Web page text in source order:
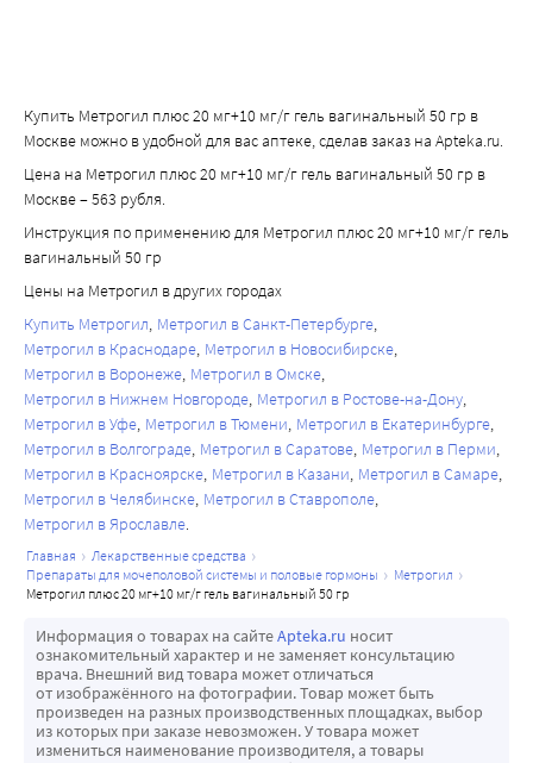
Купить Метрогил плюс 20 мг+10 мг/г гель вагинальный 50 гр в
Москве можно в удобной для вас аптеке, сделав заказ на Apteka.ru.
Цена на Метрогил плюс 20 мг+10 мг/г гель вагинальный 50 гр в
Москве – 563 рубля.
Инструкция по применению для Метрогил плюс 20 мг+10 мг/г гель
вагинальный 50 гр
Цены на Метрогил в других городах
Купить Метрогил Метрогил в Санкт-Петербурге
Метрогил в Краснодаре Метрогил в Новосибирске
Метрогил в Воронеже Метрогил в Омске
Метрогил в Нижнем Новгороде Метрогил в Ростове-на-Дону
Метрогил в Уфе Метрогил в Тюмени Метрогил в Екатеринбурге
Метрогил в Волгограде Метрогил в Саратове Метрогил в Перми
Метрогил в Красноярске Метрогил в Казани Метрогил в Самаре
Метрогил в Челябинске Метрогил в Ставрополе
Метрогил в Ярославле
главная
лекарственные средства
препараты для мочеполовой системы и половые гормоны
метрогил
метрогил плюс 20 мг+10 мг/г гель вагинальный 50 гр
Информация о товарах на сайтеApteka.ru носит
ознакомительный характер и не заменяет консультацию
врача. Внешний вид товара может отличаться
от изображённого на фотографии. Товар может быть
произведен на разных производственных площадках, выбор
из которых при заказе невозможен. У товара может
измениться наименование производителя, а товары